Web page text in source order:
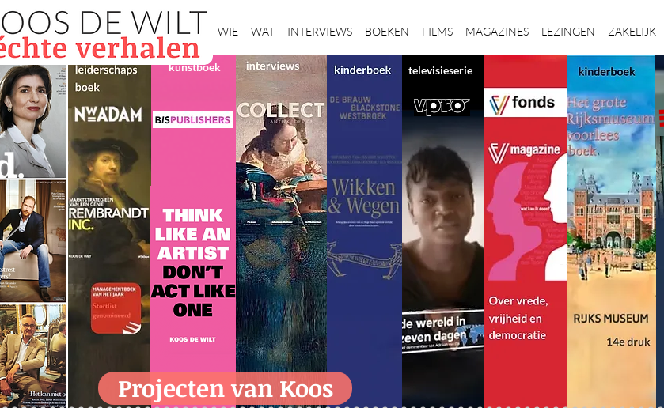
Home WIE WAT INTERVIEWS BOEKEN FILMS MAGAZINES LEZINGEN ZAKELIJK
kunstboek televisieserie
Projecten van Koos